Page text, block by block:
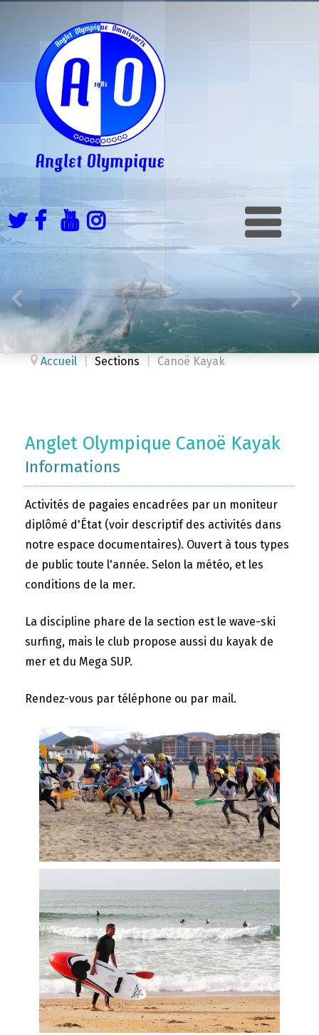
Accueil Sections Canoë Kayak
Anglet Olympique Canoë Kayak
Informations
Activités de pagaies encadrées par un moniteur
diplômé d'État (voir descriptif des activités dans
notre espace documentaires). Ouvert à tous types
de public toute l'année. Selon la météo, et les
conditions de la mer.
La discipline phare de la section est le wave-ski
surfing, mais le club propose aussi du kayak de
mer et du Mega SUP.
Rendez-vous par téléphone ou par mail.